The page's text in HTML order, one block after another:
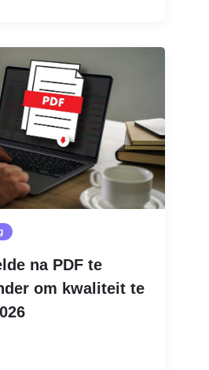
na PDF te
om kwaliteit te